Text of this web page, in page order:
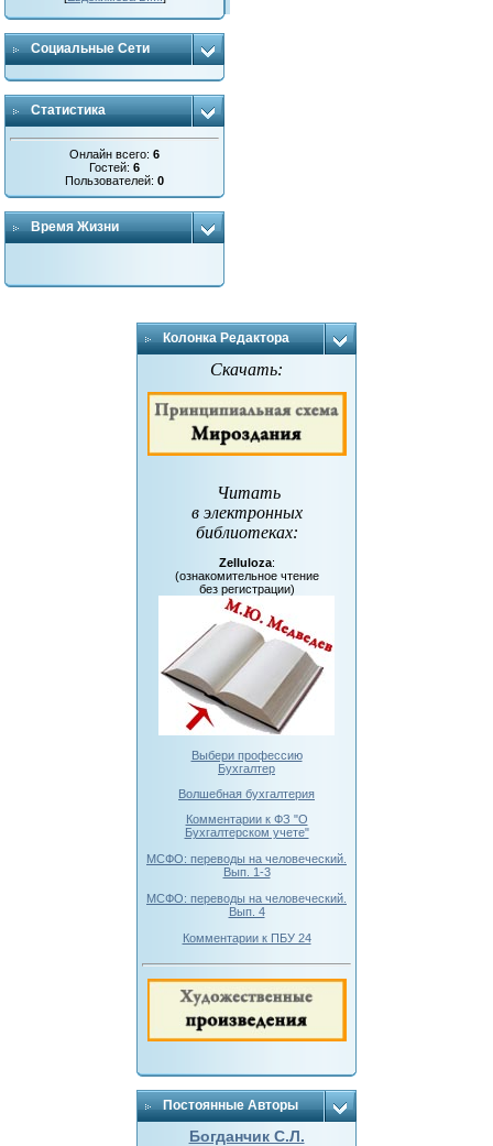
Социальные Сети
Статистика
Онлайн всего:6
Гостей:6
Пользователей:0
Время Жизни
Колонка Редактора
Скачать:
Читать
в электронных
библиотеках:
Zelluloza:
(ознакомительное чтение
без регистрации)
Выбери профессию
Бухгалтер
Волшебная бухгалтерия
Комментарии к ФЗ "О
Бухгалтерском учете"
МСФО: переводы на человеческий.
Вып. 1-3
МСФО: переводы на человеческий.
Вып. 4
Комментарии к ПБУ 24
Постоянные Авторы
Богданчик С.Л.